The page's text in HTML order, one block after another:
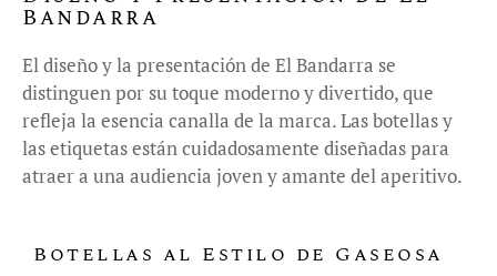
Bandarra
El diseño y la presentación de El Bandarra se
distinguen por su toque moderno y divertido, que
refleja la esencia canalla de la marca. Las botellas y
las etiquetas están cuidadosamente diseñadas para
atraer a una audiencia joven y amante del aperitivo.
Botellas al Estilo de Gaseosa